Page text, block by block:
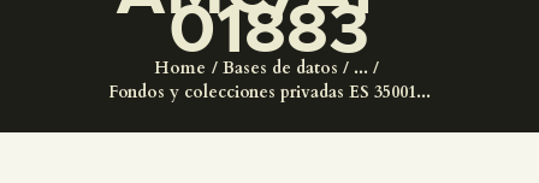
01883
Home Bases de datos
...
Fondos y colecciones privadas ES 35001...
EL MUSEO